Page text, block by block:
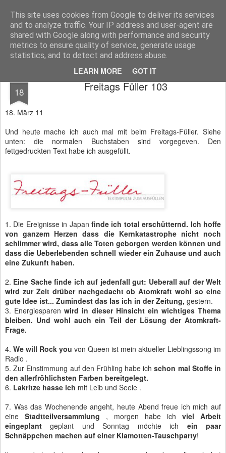
This site uses cookies from Google to deliver its services
and to analyze traffic. Your IP address and user-agent are
shared with Google along with performance and security
metrics to ensure quality of service, generate usage
statistics, and to detect and address abuse.
LEARN MORE GOT IT
Magistix textile, craft & inspiration
Pages
18 Freitags Füller 103
18. März 11
Und heute mache ich auch mal mit beim Freitags-Füller. Siehe
unten: die normalen Buchstaben sind vorgegeven. Den
fettgedruckten Text habe ich ausgefüllt.
1. Die Ereignisse in Japan finde ich total erschütternd. Ich hoffe
von ganzem Herzen dass die Kernkatastrophe nicht noch
schlimmer wird, dass alle Toten geborgen werden können und
dass die Ueberlebenden schnell wieder ein Zuhause und auch
eine Zukunft haben.
2. Eine Sache finde ich auf jedenfall gut: Ueberall auf der Welt
wird zur Zeit drüber nachgedacht ob Atomkraft wohl so eine
gute Idee ist... Zumindest das las ich in der Zeitung, gestern.
3. Energiesparenwird in dieser Hinsicht ein wichtiges Thema
bleiben. Und wohl auch ein Teil der Lösung der Atomkraft-
Frage.
4. We will Rock you von Queen ist mein aktueller Lieblingssong im
Radio .
5. Zur Einstimmung auf den Frühling habe ichschon mal Stoffe in
den allerfröhlichsten Farben bereitgelegt.
6. Lakritze hasse ich mit Leib und Seele .
7. Was das Wochenende angeht, heute Abend freue ich mich auf
eine Stadtteilversammlung , morgen habe ich viel Arbeit
eingeplant geplant und Sonntag möchte ich ein paar
Schnäppchen machen auf einer Klamotten-Tauschparty!